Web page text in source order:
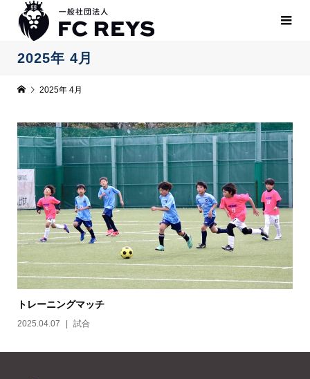
2025年 4月
2025年 4月
トレーニングマッチ
2025.04.07 試合